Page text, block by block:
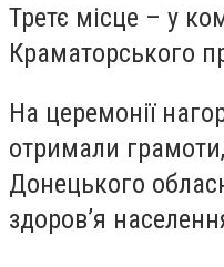
Третє місце – у
Краматорського
На церемонії
отримали
Донецького
здоров’я